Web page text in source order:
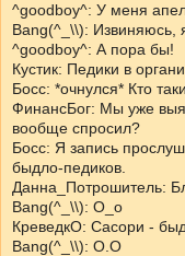
^goodboy^: У меня
Bang(^_\\): Извиняюсь,
^goodboy^: А пора бы!
Кустик: Педики в
Босс: *очнулся* Кто
ФинансБог: Мы уже
вообще спросил?
Босс: Я запись
быдло-педиков.
Данна_Потрошитель:
Bang(^_\\): О_о
КреведкО: Сасори -
Bang(^_\\): О.О